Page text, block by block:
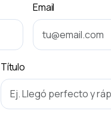
Email
Título